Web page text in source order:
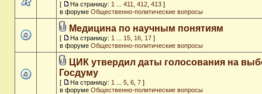
[ На страницу: 1 411 412 413 ]
в форуме Общественно-политические вопросы
Медицина по научным понятиям
[ На страницу: 1 15 16 17 ]
в форуме Общественно-политические вопросы
ЦИК утвердил даты голосования на
Госдуму
[ На страницу: 1 5 6 7 ]
в форуме Общественно-политические вопросы